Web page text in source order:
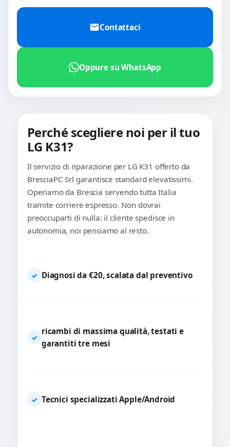
Contattaci
Oppure su WhatsApp
Perché scegliere noi per il tuo
LG K31?
Il servizio di riparazione per LG K31 offerto da
BresciaPC Srl garantisce standard elevatissimi.
Operiamo da Brescia servendo tutta Italia
tramite corriere espresso. Non dovrai
preoccuparti di nulla: il cliente spedisce in
autonomia, noi pensiamo al resto.
✓ Diagnosi da €20, scalata dal preventivo
✓
ricambi di massima qualità, testati e
garantiti tre mesi
✓ Tecnici specializzati Apple/Android